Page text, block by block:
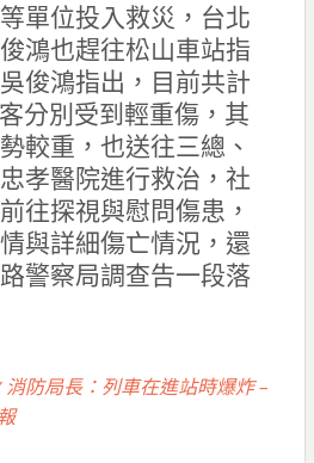
單位投入救災，台北
鴻也趕往松山車站指
俊鴻指出，目前共計
分別受到輕重傷，其
較重，也送往三總、
孝醫院進行救治，社
往探視與慰問傷患，
與詳細傷亡情況，還
警察局調查告一段落
消防局長：列車在進站時爆炸 –